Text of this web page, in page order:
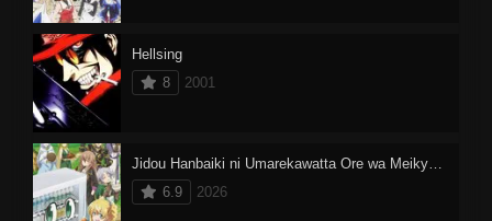
Hellsing
8
2001
Jidou Hanbaiki ni Umarekawatta Ore wa Meikyuu wo Samayou 3
6.9
2026